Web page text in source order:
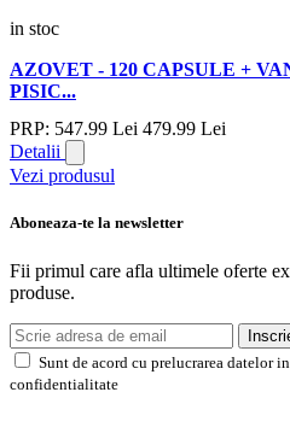
in stoc
AZOVET - 120 CAPSULE +
PISIC...
PRP: 547.99 Lei 479.99 Lei
Detalii
Vezi produsul
Aboneaza-te la newsletter
Fii primul care afla ultimele oferte
produse.
Sunt de acord cu prelucrarea datelor
confidentialitate